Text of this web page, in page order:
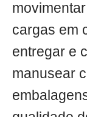
cargas em
entregar e
manusear